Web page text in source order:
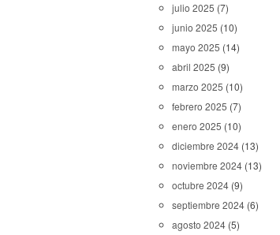
julio 2025 (7)
junio 2025 (10)
mayo 2025 (14)
abril 2025 (9)
marzo 2025 (10)
febrero 2025 (7)
enero 2025 (10)
diciembre 2024 (13)
noviembre 2024 (13)
octubre 2024 (9)
septiembre 2024 (6)
agosto 2024 (5)